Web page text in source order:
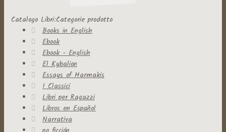
Catalogo Libri:Categorie prodotto
Books in English
Ebook
Ebook - English
El Kybalion
Essays of Harmakis
I Classici
Libri per Ragazzi
Libros en Español
Narrativa